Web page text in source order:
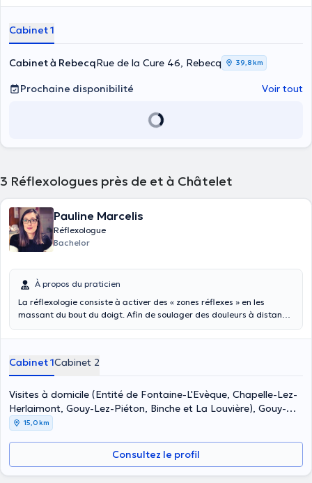
Cabinet 1
Cabinet à RebecqRue de la Cure 46, Rebecq 39,8 km
Prochaine disponibilité Voir tout
3 Réflexologues près de et à Châtelet
Pauline Marcelis
Réflexologue
Bachelor
À propos du praticien
La réflexologie consiste à activer des « zones réflexes » en les
massant du bout du doigt. Afin de soulager des douleurs à distance
utilisée pour combattre le stress, les tensions, les douleurs
troubles fonctionnels, les troubles du sommeils, limiter les effets
secondaires des chimiothérapies, ...
Cabinet 1Cabinet 2
Visites à domicile (Entité de Fontaine-L'Evèque, Chapelle-Lez-
Herlaimont, Gouy-Lez-Piéton, Binche et La Louvière), Gouy-
Lez-Piéton
15,0 km
Consultez le profil